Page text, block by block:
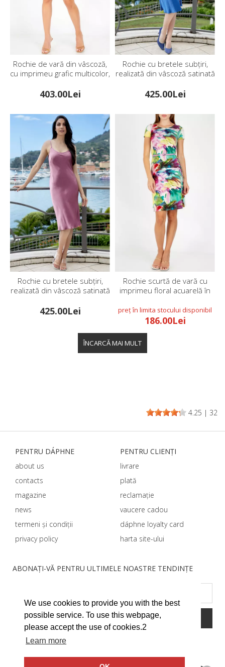
We use cookies to provide you with the best
possible service. To use this webpage,
please accept the use of cookies.2
Learn more
Rochie de vară din vâscoză,
cu imprimeu grafic multicolor,
403.00Lei
Rochie cu bretele subțiri,
realizată din vâscoză satinată
425.00Lei
Rochie cu bretele subțiri,
realizată din vâscoză satinată
Bloom
425.00Lei
Rochie scurtă de vară cu
imprimeu floral acuarelă în
186.00Lei
4.25 | 32
ABONAȚI-VĂ PENTRU ULTIMELE NOASTRE TENDINȚE
PENTRU DÁPHNЕ
about us
contacts
magazine
news
termeni și condiții
privacy policy
PENTRU CLIENȚI
livrare
plată
reclamație
vaucere cadou
dáphnе loyalty card
harta site-ului